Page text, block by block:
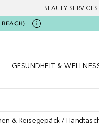
BEAUTY SERVICES
GESUNDHEIT &
& Reisegepäck